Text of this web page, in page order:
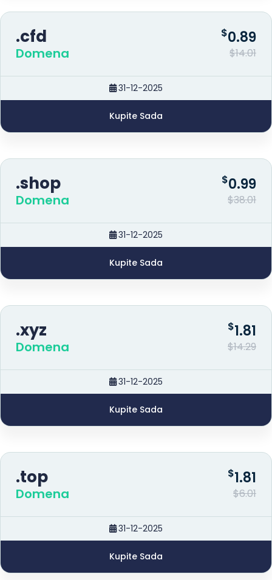
.cfd
Domena
$0.89
$14.01
31-12-2025
Kupite Sada
.shop
Domena
$0.99
$38.01
31-12-2025
Kupite Sada
.xyz
Domena
$1.81
$14.29
31-12-2025
Kupite Sada
.top
Domena
$1.81
$6.01
31-12-2025
Kupite Sada